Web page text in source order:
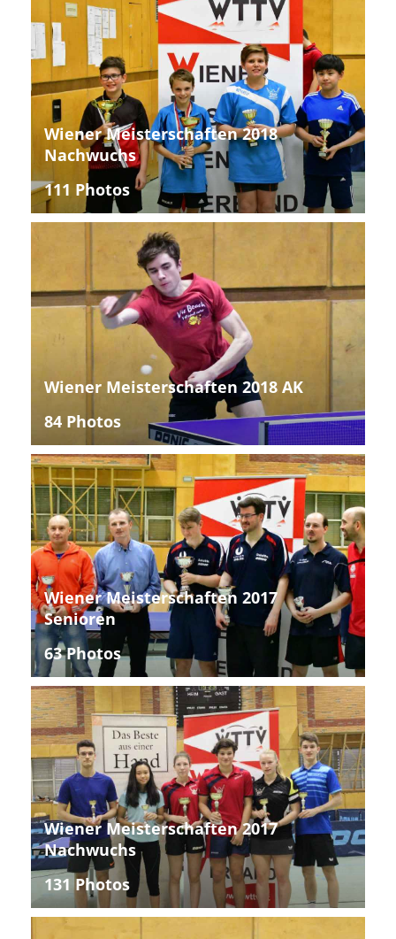
Wiener Meisterschaften 2018
Nachwuchs
111 Photos
Wiener Meisterschaften 2018 AK
84 Photos
Wiener Meisterschaften 2017
Senioren
63 Photos
Wiener Meisterschaften 2017
Nachwuchs
131 Photos